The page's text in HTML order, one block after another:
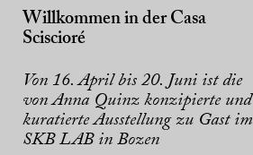
Willkommen in der Casa
Sciscioré
Von 16. April bis 20. Juni ist die
von Anna Quinz konzipierte und
kuratierte Ausstellung zu Gast im
SKB LAB in Bozen